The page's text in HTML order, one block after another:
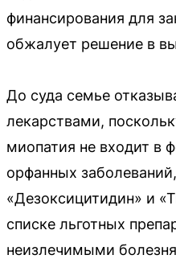
финансирования для
обжалует решение в
До суда семье
лекарствами,
миопатия не входит в
орфанных
«Дезоксицитидин» и
списке льготных
неизлечимыми